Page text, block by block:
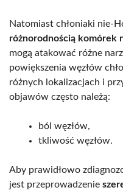
Natomiast chłoniaki nie-
różnorodnością komórek
mogą atakować różne
powiększenia węzłów
różnych lokalizacjach i
objawów często należą:
ból węzłów,
tkliwość węzłów.
Aby prawidłowo
jest przeprowadzenie